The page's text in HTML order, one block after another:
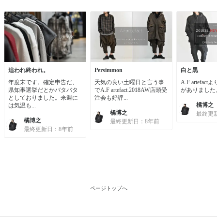
追われ終われ。
年度末です。確定申告だ、
県知事選挙だとかバタバタ
としておりました。来週に
は気温も...
橘博之
最終更新日：8年前
Persimmon
天気の良い土曜日と言う事
でA.F artefact.2018AW店頭受
注会も好評...
橘博之
最終更新日：8年前
白と黒
A.F artefactよ
がありました
橘博之
最終更
ページトップへ